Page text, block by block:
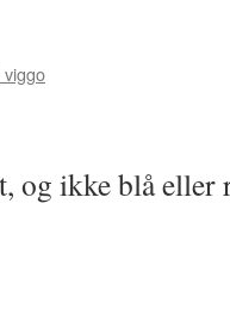
og ikke blå eller